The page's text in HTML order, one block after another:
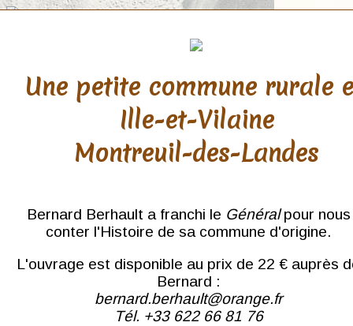
Orientales
Arles-sur-Tech
Banyuls-sur-Mer
Bourg-Madame
Canet
Caudiès-de
Une petite commune rurale
Ille-et-Vilaine
Montreuil-des-Landes
Bernard Berhault a franchi le Généralpour nous
conter l'Histoire de sa commune d'origine.
L'ouvrage est disponible au prix de 22 € auprès
Bernard :
bernard.berhault@orange.fr
Tél. +33 622 66 81 76